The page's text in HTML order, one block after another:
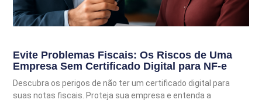
Evite Problemas Fiscais: Os Riscos de Uma
Empresa Sem Certificado Digital para NF-e
Descubra os perigos de não ter um certificado digital para
suas notas fiscais. Proteja sua empresa e entenda a